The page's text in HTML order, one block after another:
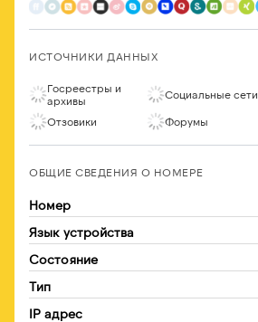
ИСТОЧНИКИ ДАННЫХ
Госреестры и
архивы
Социальные сети
Отзовики Форумы
ОБЩИЕ СВЕДЕНИЯ О НОМЕРЕ
Номер
Язык устройства
Состояние
Тип
IP адрес